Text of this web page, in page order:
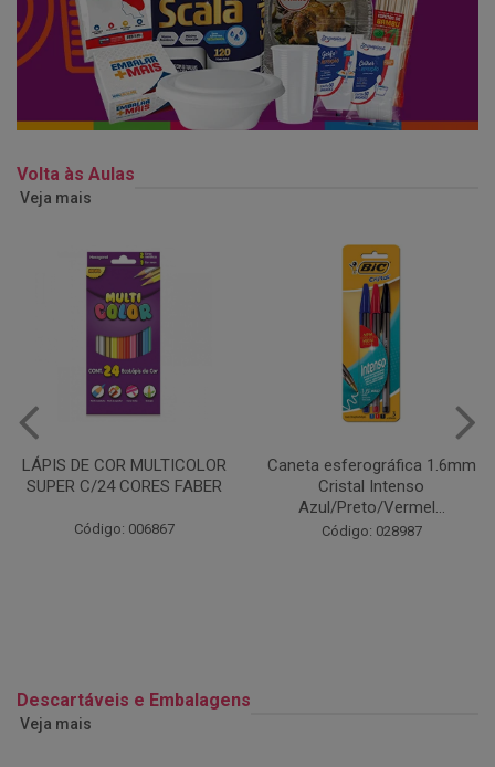
Volta às Aulas
Veja mais
Caneta esferográfica 1.6mm
Cristal Intenso
Código: 028987
COLA EM BASTÃO 40G - LEO
& LEO
Código: 028164
Descartáveis e Embalagens
Veja mais